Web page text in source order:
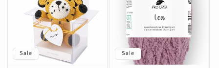
Sale Sale